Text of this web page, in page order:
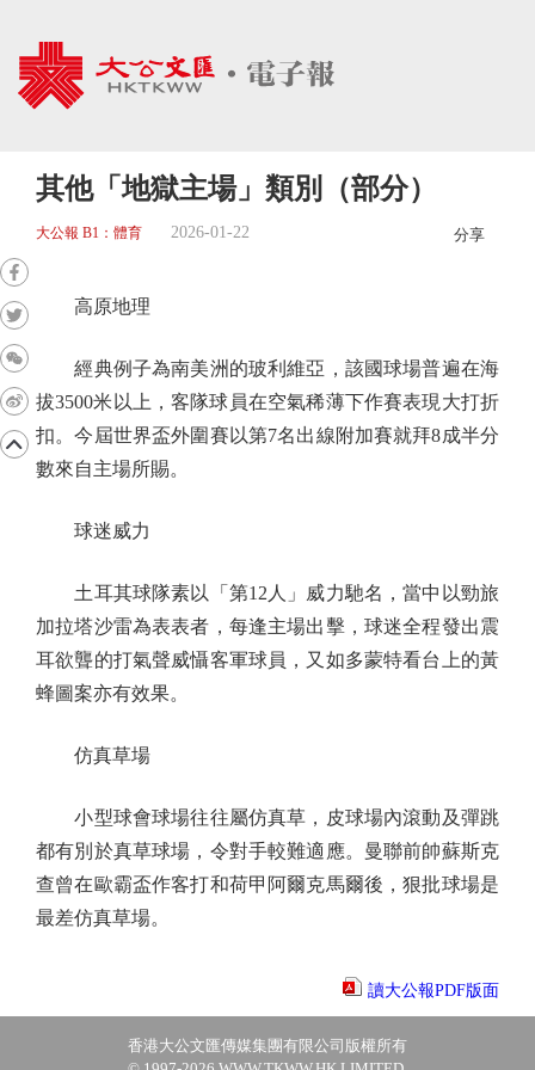
其他「地獄主場」類別（部分）
大公報 B1：體育 2026-01-22 分享
高原地理
經典例子為南美洲的玻利維亞，該國球場普遍在海
拔3500米以上，客隊球員在空氣稀薄下作賽表現大打折
扣。今屆世界盃外圍賽以第7名出線附加賽就拜8成半分
數來自主場所賜。
球迷威力
土耳其球隊素以「第12人」威力馳名，當中以勁旅
加拉塔沙雷為表表者，每逢主場出擊，球迷全程發出震
耳欲聾的打氣聲威懾客軍球員，又如多蒙特看台上的黃
蜂圖案亦有效果。
仿真草場
小型球會球場往往屬仿真草，皮球場內滾動及彈跳
都有別於真草球場，令對手較難適應。曼聯前帥蘇斯克
查曾在歐霸盃作客打和荷甲阿爾克馬爾後，狠批球場是
最差仿真草場。
讀大公報PDF版面
香港大公文匯傳媒集團有限公司版權所有